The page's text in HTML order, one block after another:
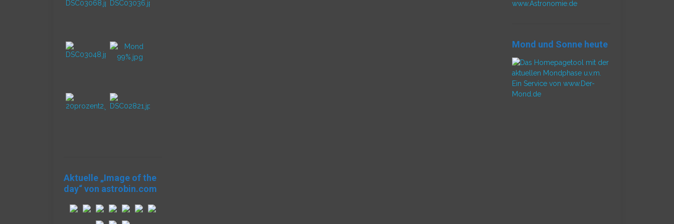
Aktuelle „Image of the
day“ von astrobin.com
www.Astronomie.de
Mond und Sonne heute
Ein Service von www.Der-
Mond.de